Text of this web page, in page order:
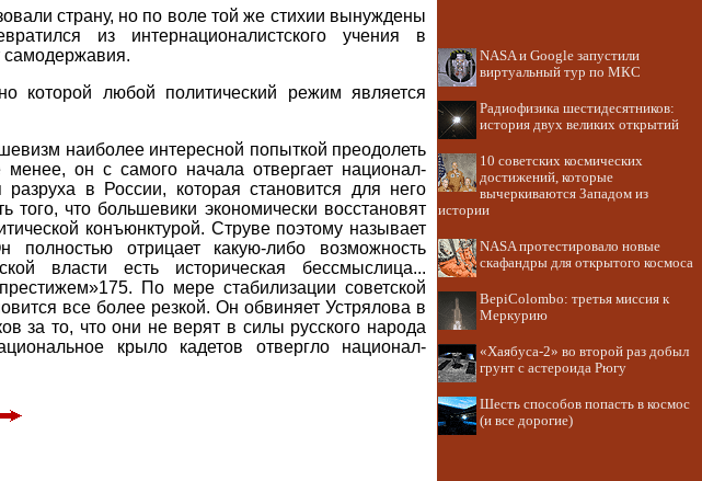
страну, но по воле той же стихии вынуждены
из интернационалистского учения в
самодержавия.
которой любой политический режим является
наиболее интересной попыткой преодолеть
он с самого начала отвергает национал-
в России, которая становится для него
что большевики экономически восстановят
конъюнктурой. Струве поэтому называет
полностью отрицает какую-либо возможность
власти есть историческая бессмыслица...
По мере стабилизации советской
все более резкой. Он обвиняет Устрялова в
за то, что они не верят в силы русского народа
крыло кадетов отвергло национал-
NASA и Google запустили
виртуальный тур по МКС
Радиофизика шестидесятников:
история двух великих открытий
10 советских космических
достижений, которые
вычеркиваются Западом из
истории
NASA протестировало новые
скафандры для открытого космоса
BepiColombo: третья миссия к
Меркурию
«Хаябуса-2» во второй раз добыл
грунт с астероида Рюгу
Шесть способов попасть в космос
(и все дорогие)